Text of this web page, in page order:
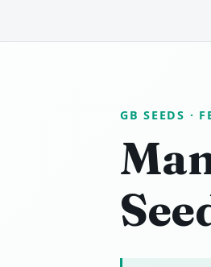
GB SEEDS ·